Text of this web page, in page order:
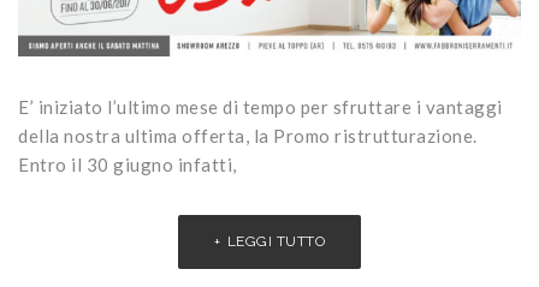
E’ iniziato l’ultimo mese di tempo per sfruttare i vantaggi
della nostra ultima offerta, la Promo ristrutturazione.
Entro il 30 giugno infatti,
LEGGI TUTTO